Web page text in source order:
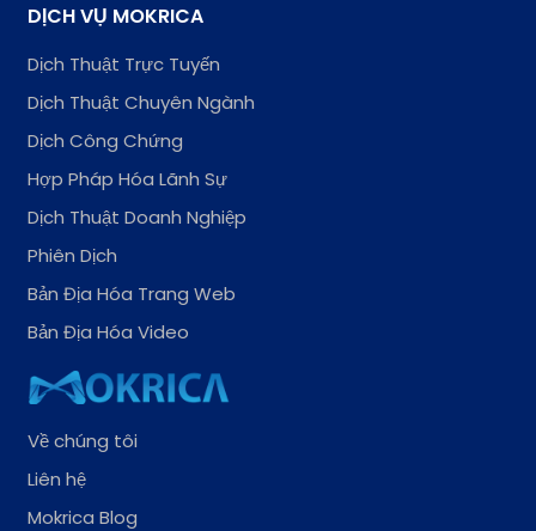
DỊCH VỤ MOKRICA
Dịch Thuật Trực Tuyến
Dịch Thuật Chuyên Ngành
Dịch Công Chứng
Hợp Pháp Hóa Lãnh Sự
Dịch Thuật Doanh Nghiệp
Phiên Dịch
Bản Địa Hóa Trang Web
Bản Địa Hóa Video
Về chúng tôi
Liên hệ
Mokrica Blog